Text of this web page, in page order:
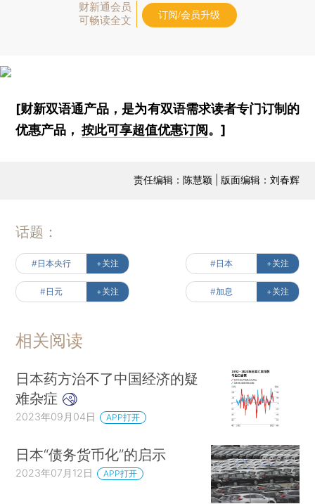
财新通会员
可畅读全文
订阅/会员升级
[财新双语通产品，是为有双语需求读者专门订制的
优惠产品，按此可享超值优惠订阅。]
责任编辑：陈慧颖 | 版面编辑：刘春辉
话题：
#日本央行 +关注 #日本 +关注
#日元 +关注 #加息 +关注
相关阅读
日本药方治不了中国经济的疑
难杂症
2023年09月04日 APP打开
日本“债务货币化”的启示
2023年07月12日 APP打开